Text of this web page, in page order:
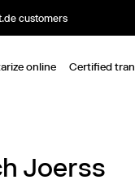
customers
online Certified
Joerss